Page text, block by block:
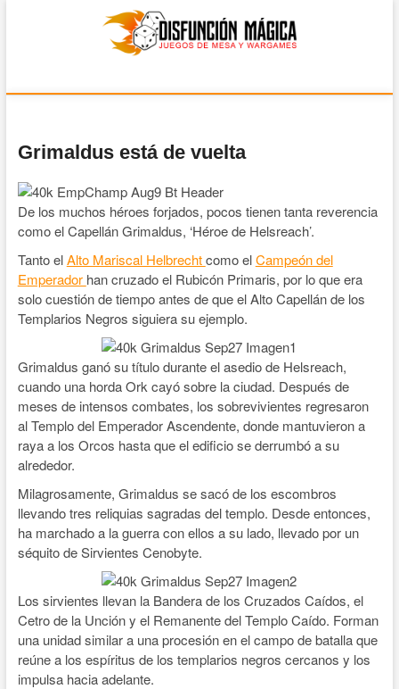
Disfunción Mágica
Grimaldus está de vuelta
De los muchos héroes forjados, pocos tienen tanta reverencia
como el Capellán Grimaldus, ‘Héroe de Helsreach’.
Tanto elAlto Mariscal Helbrechtcomo elCampeón del
Emperador han cruzado el Rubicón Primaris, por lo que era
solo cuestión de tiempo antes de que el Alto Capellán de los
Templarios Negros siguiera su ejemplo.
Grimaldus ganó su título durante el asedio de Helsreach,
cuando una horda Ork cayó sobre la ciudad. Después de
meses de intensos combates, los sobrevivientes regresaron
al Templo del Emperador Ascendente, donde mantuvieron a
raya a los Orcos hasta que el edificio se derrumbó a su
alrededor.
Milagrosamente, Grimaldus se sacó de los escombros
llevando tres reliquias sagradas del templo. Desde entonces,
ha marchado a la guerra con ellos a su lado, llevado por un
séquito de Sirvientes Cenobyte.
Los sirvientes llevan la Bandera de los Cruzados Caídos, el
Cetro de la Unción y el Remanente del Templo Caído. Forman
una unidad similar a una procesión en el campo de batalla que
reúne a los espíritus de los templarios negros cercanos y los
impulsa hacia adelante.